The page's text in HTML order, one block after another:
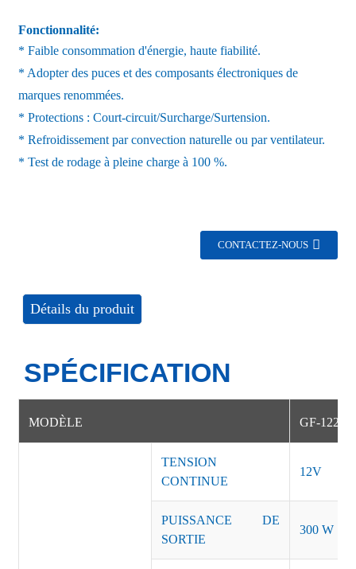
Fonctionnalité:
* Faible consommation d'énergie, haute fiabilité.
* Adopter des puces et des composants électroniques de
marques renommées.
* Protections : Court-circuit/Surcharge/Surtension.
* Refroidissement par convection naturelle ou par ventilateur.
* Test de rodage à pleine charge à 100 %.
CONTACTEZ-NOUS
Détails du produit
SPÉCIFICATION
MODÈLE GF-
TENSION
CONTINUE
12V
PUISSANCE DE
SORTIE
300 W